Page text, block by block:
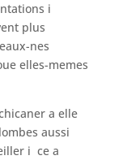
i
plus
nes
elles-memes
a elle
aussi
i ce a